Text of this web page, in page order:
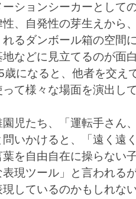
ションシーカーとして
、自発性の芽生えから
るダンボール箱の空間
などに見立てるのが面
歳になると、他者を交え
て様々な場面を演出し
児たち、「運転手さん
問いかけると、「遠く遠
を自由自在に操らない
表現ツール」と言われる
現しているのかもしれな